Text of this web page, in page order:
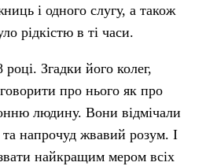
і одного слугу, а також
рідкістю в ті часи.
Згадки його колег,
про нього як про
людину. Вони відмічали
та напрочуд жвавий розум. І
найкращим мером всіх